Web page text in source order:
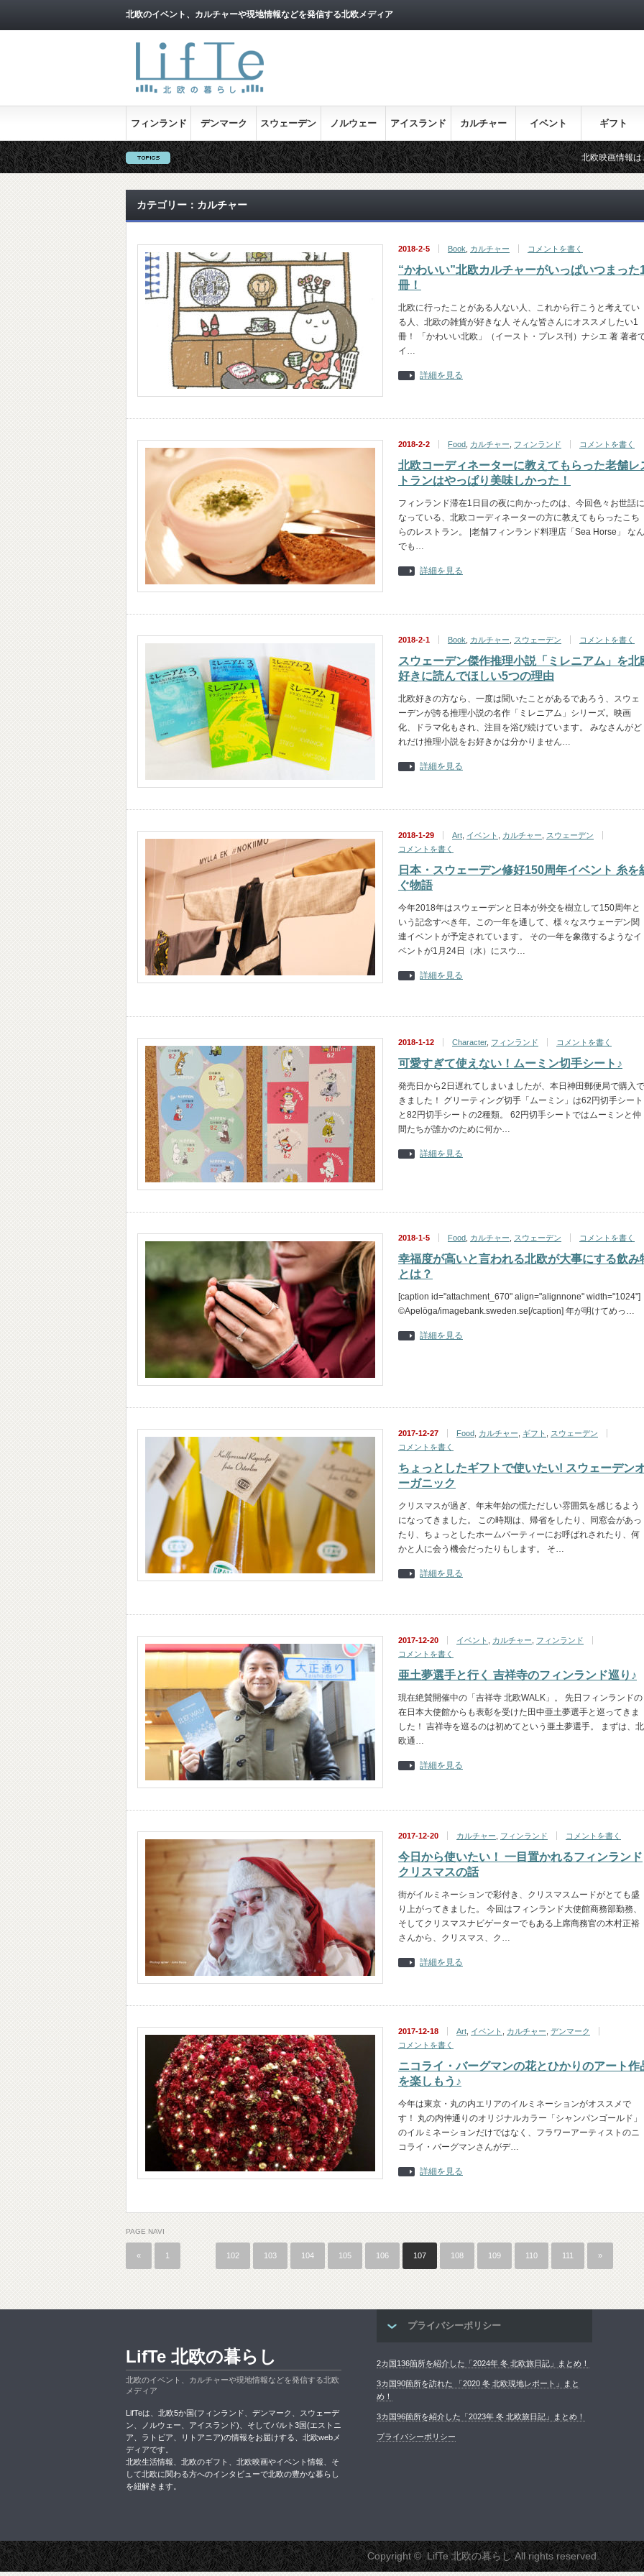
北欧のイベント、カルチャーや現地情報などを発信する北欧メディア
フィンランド デンマーク スウェーデン ノルウェー アイスランド カルチャー イベント ギフト
北欧映画情報はこちら♪
カテゴリー：カルチャー
2018-2-5 Book カルチャー コメントを書く
“かわいい”北欧カルチャーがいっぱいつまった
冊！
北欧に行ったことがある人ない人、これから行こうと考えてい
る人、北欧の雑貨が好きな人 そんな皆さんにオススメしたい1
冊！ 「かわいい北欧」（イースト・プレス刊）ナシエ 著 著者
イ…
詳細を見る
2018-2-2 Food カルチャー フィンランド コメントを書く
北欧コーディネーターに教えてもらった老舗レ
トランはやっぱり美味しかった！
フィンランド滞在1日目の夜に向かったのは、今回色々お世話に
なっている、北欧コーディネーターの方に教えてもらったこち
らのレストラン。 |老舗フィンランド料理店「Sea Horse」 なん
でも…
詳細を見る
2018-2-1 Book カルチャー スウェーデン コメントを書く
スウェーデン傑作推理小説「ミレニアム」を北
好きに読んでほしい5つの理由
北欧好きの方なら、一度は聞いたことがあるであろう、スウェ
ーデンが誇る推理小説の名作「ミレニアム」シリーズ。映画
化、ドラマ化もされ、注目を浴び続けています。 みなさんがど
れだけ推理小説をお好きかは分かりません…
詳細を見る
2018-1-29 Art イベント カルチャー
スウェーデン
コメントを書く
日本・スウェーデン修好150周年イベント 糸を
ぐ物語
今年2018年はスウェーデンと日本が外交を樹立して150周年と
いう記念すべき年。この一年を通して、様々なスウェーデン関
連イベントが予定されています。 その一年を象徴するようなイ
ベントが1月24日（水）にスウ…
詳細を見る
2018-1-12 Character, フィンランド コメントを書く
可愛すぎて使えない！ムーミン切手シート♪
発売日から2日遅れてしまいましたが、本日神田郵便局で購入で
きました！ グリーティング切手「ムーミン」は62円切手シート
と82円切手シートの2種類。 62円切手シートではムーミンと仲
間たちが誰かのために何か…
詳細を見る
2018-1-5 Food カルチャー スウェーデン コメントを書く
幸福度が高いと言われる北欧が大事にする飲み
とは？
[caption id="attachment_670" align="alignnone" width="1024"]
©Apelöga/imagebank.sweden.se[/caption] 年が明けてめっ…
詳細を見る
2017-12-27 Food カルチャー ギフト
スウェーデン
コメントを書く
ちょっとしたギフトで使いたい! スウェーデン
ーガニック
クリスマスが過ぎ、年末年始の慌ただしい雰囲気を感じるよう
になってきました。 この時期は、帰省をしたり、同窓会があっ
たり、ちょっとしたホームパーティーにお呼ばれされたり、何
かと人に会う機会だったりもします。 そ…
詳細を見る
2017-12-20 イベント カルチャー
フィンランド
コメントを書く
亜土夢選手と行く 吉祥寺のフィンランド巡り♪
現在絶賛開催中の「吉祥寺 北欧WALK」。 先日フィンランドの
在日本大使館からも表彰を受けた田中亜土夢選手と巡ってきま
した！ 吉祥寺を巡るのは初めてという亜土夢選手。 まずは、北
欧通…
詳細を見る
2017-12-20 カルチャー フィンランド コメントを書く
今日から使いたい！ 一目置かれるフィンランド
クリスマスの話
街がイルミネーションで彩付き、クリスマスムードがとても盛
り上がってきました。 今回はフィンランド大使館商務部勤務、
そしてクリスマスナビゲーターでもある上席商務官の木村正裕
さんから、クリスマス、ク…
詳細を見る
2017-12-18 Art イベント カルチャー デンマーク
コメントを書く
ニコライ・バーグマンの花とひかりのアート作
を楽しもう♪
今年は東京・丸の内エリアのイルミネーションがオススメで
す！ 丸の内仲通りのオリジナルカラー「シャンパンゴールド」
のイルミネーションだけではなく、フラワーアーティストのニ
コライ・バーグマンさんがデ…
詳細を見る
PAGE NAVI
« 1 102 103 104 105 106 107 108 109 110 111 »
プライバシーポリシー
2カ国136箇所を紹介した「2024年 冬 北欧旅日記」まとめ！
3カ国90箇所を訪れた 「2020 冬 北欧現地レポート」まと
め！
3カ国96箇所を紹介した「2023年 冬 北欧旅日記」まとめ！
プライバシーポリシー
LifTe 北欧の暮らし
北欧のイベント、カルチャーや現地情報などを発信する北欧
メディア
LifTeは、北欧5か国(フィンランド、デンマーク、スウェーデ
ン、ノルウェー、アイスランド)、そしてバルト3国(エストニ
ア、ラトビア、リトアニア)の情報をお届けする、北欧webメ
ディアです。
北欧生活情報、北欧のギフト、北欧映画やイベント情報、そ
して北欧に関わる方へのインタビューで北欧の豊かな暮らし
を紐解きます。
Copyright ©LifTe 北欧の暮らしAll rights reserved.